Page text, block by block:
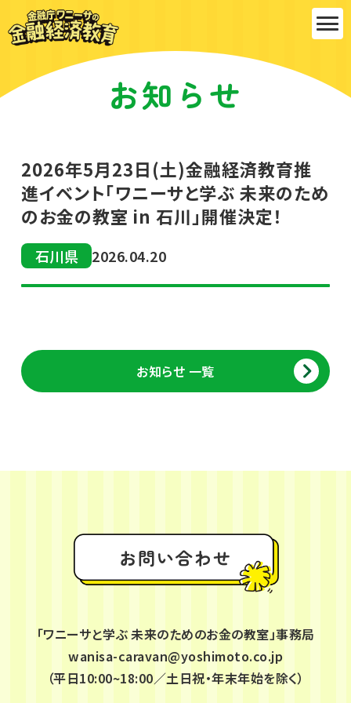
金融庁ワ
ニーサの
金融経済
教育
お知らせ
2026年5月23日(土)金融経済教育推
進イベント「ワニーサと学ぶ 未来のため
のお金の教室 in 石川」開催決定！
石川県 2026.04.20
お知らせ 一覧
お問い合わせ
「ワニーサと学ぶ 未来のためのお金の教室」事務局
wanisa-caravan@yoshimoto.co.jp
（平日10:00~18:00／土日祝・年末年始を除く）